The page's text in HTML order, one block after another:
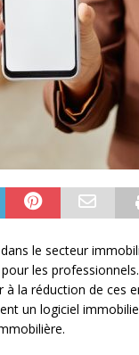
le secteur
les
la réduction de ces
un logiciel